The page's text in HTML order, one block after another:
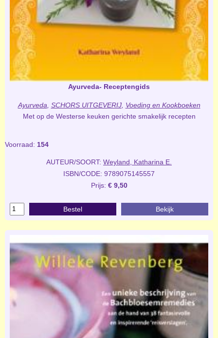
Ayurveda- Receptengids
Ayurveda SCHORS UITGEVERIJ, Voeding en Kookboeken
Met op de Westerse keuken gerichte smakelijk recepten
Voorraad: 154
AUTEUR/SOORT: Weyland, Katharina E.
ISBN/CODE: 9789075145557
Prijs: € 9,50
Bestel Bekijk